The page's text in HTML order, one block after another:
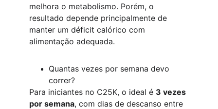
melhora o metabolismo. Porém, o
resultado depende principalmente de
manter um déficit calórico com
alimentação adequada.
Quantas vezes por semana devo
correr?
Para iniciantes no C25K, o ideal é 3 vezes
por semana, com dias de descanso entre